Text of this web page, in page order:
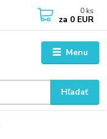
Menu
Hľadať
0 ks
za 0 EUR